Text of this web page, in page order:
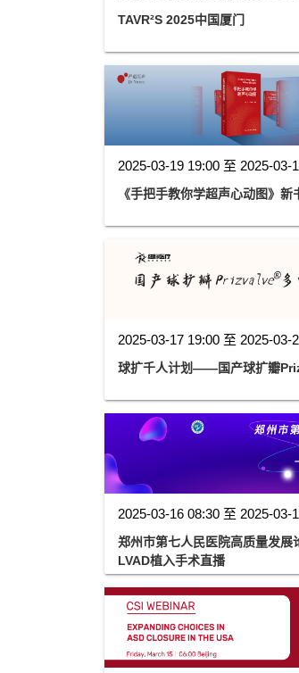
TAVR²S 2025中国厦门
2025-03-19 19:00 至 2025-03-
《手把手教你学超声心动图》新
2025-03-17 19:00 至 2025-03-
球扩千人计划——国产球扩瓣
2025-03-16 08:30 至 2025-03-
郑州市第七人民医院高质量发
LVAD植入手术直播